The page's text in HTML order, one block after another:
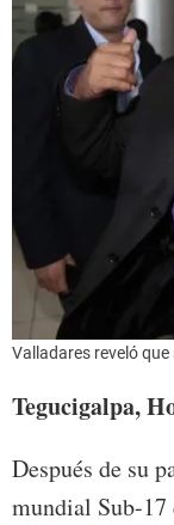
Valladares reveló
Tegucigalpa,
Después de su
mundial Sub-17